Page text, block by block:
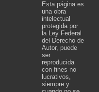
Esta página es
una obra
intelectual
protegida por
la Ley Federal
del Derecho de
Autor, puede
ser
reproducida
con fines no
lucrativos,
siempre y